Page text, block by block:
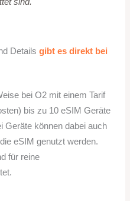
Details gibt es direkt bei
bei O2 mit einem Tarif
bis zu 10 eSIM Geräte
Geräte können dabei auch
eSIM genutzt werden.
für reine